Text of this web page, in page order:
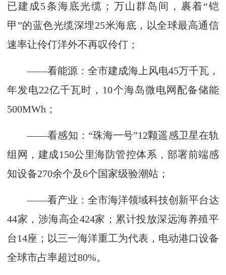
已建成5条海底光缆；万山群岛间，裹着“铠
甲”的蓝色光缆深埋25米海底，以全球最高通信
速率让伶仃洋外不再叹伶仃；
——看能源：全市建成海上风电45万千瓦，
年发电22亿千瓦时，10个海岛微电网配备储能
500MWh；
——看感知：“珠海一号”12颗遥感卫星在轨
组网，建成150公里海防管控体系，部署前端感
知设备270余个及6个国家级验潮站；
——看产业：全市海洋领域科技创新平台达
44家，涉海高企424家；累计投放深远海养殖平
台14座；以三一海洋重工为代表，电动港口设备
全球市占率超过80%。